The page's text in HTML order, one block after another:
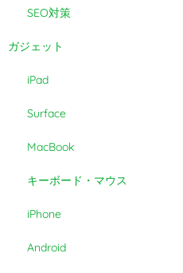
SEO対策
ガジェット
iPad
Surface
MacBook
キーボード・マウス
iPhone
Android